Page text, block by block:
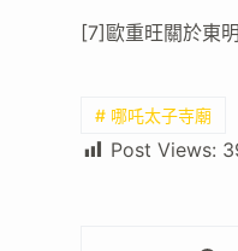
[7]歐重旺關於東
# 哪吒太子寺廟
Post Views: